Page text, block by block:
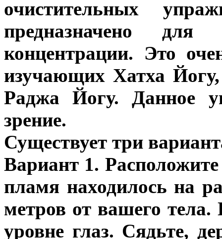
очистительных
предназначено для
концентрации. Это
изучающих Хатха
Раджа Йогу. Данное
зрение.
Существует три
Вариант 1.
пламя находилось на
метров от вашего
уровне глаз. Сядьте,